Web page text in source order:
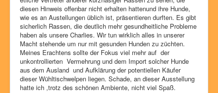
diesen Hinweis offenbar nicht erhalten hattenund ihre Hunde,
wie es an Austellungen üblich ist, präsentieren durften. Es gibt
sicherlich Rassen, die deutlich mehr gesundheitliche Probleme
haben als unsere Charlies. Wir tun wirklich alles in unserer
Macht stehende um nur mit gesunden Hunden zu züchten.
Meines Erachtens sollte der Fokus viel mehr auf der
unkontrollierten Vermehrung und dem Import solcher Hunde
aus dem Ausland und Aufklärung der potentiellen Käufer
dieser Wühltischwelpen liegen. Schade, an dieser Ausstellung
hatte ich ,trotz des schönen Ambiente, nicht viel Spaß.